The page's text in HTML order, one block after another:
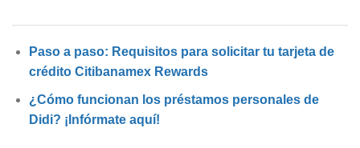
Paso a paso: Requisitos para solicitar tu tarjeta de
crédito Citibanamex Rewards
¿Cómo funcionan los préstamos personales de
Didi? ¡Infórmate aquí!